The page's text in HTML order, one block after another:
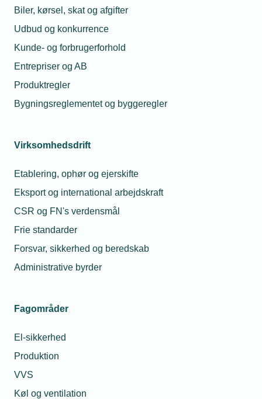
Biler, kørsel, skat og afgifter
Udbud og konkurrence
Kunde- og forbrugerforhold
Entrepriser og AB
Produktregler
Bygningsreglementet og byggeregler
Virksomhedsdrift
Etablering, ophør og ejerskifte
Eksport og international arbejdskraft
CSR og FN's verdensmål
Frie standarder
Forsvar, sikkerhed og beredskab
Administrative byrder
Fagområder
El-sikkerhed
Produktion
VVS
Køl og ventilation